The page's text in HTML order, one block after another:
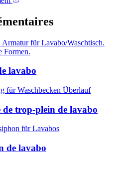
lavabo
trop-plein de lavabo
de lavabo